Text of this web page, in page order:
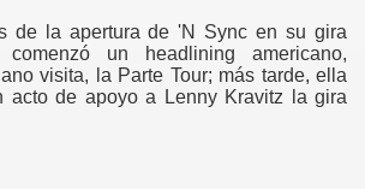
de la apertura de 'N Sync en su gira
comenzó un headlining americano,
visita, la Parte Tour; más tarde, ella
acto de apoyo a Lenny Kravitz la gira